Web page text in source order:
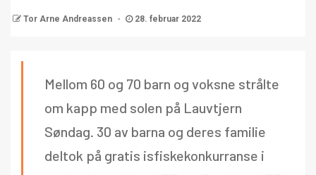
Tor Arne Andreassen 28. februar 2022
Mellom 60 og 70 barn og voksne strålte
om kapp med solen på Lauvtjern
Søndag. 30 av barna og deres familie
deltok på gratis isfiskekonkurranse i